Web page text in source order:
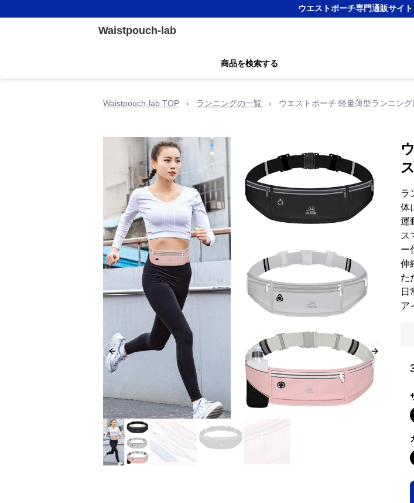
ウエストポーチ専門通販サイ
Waistpouch-lab
商品を検索する
Waistpouch-lab TOP › ランニングの一覧 › ウエストポーチ 軽量薄型ランニン
Previous slide Next slide
ラ
体
運
ス
ー
伸
た
日
ア